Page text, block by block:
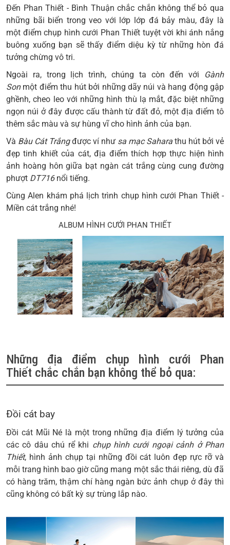
Đến Phan Thiết - Bình Thuận chắc chắn không thể bỏ qua
những bãi biển trong veo với lớp lớp đá bảy màu, đây là
một điểmchụp hình cưới Phan Thiết tuyệt vời khi ánh nắng
buông xuống bạn sẽ thấy điểm diệu kỳ từ những hòn đá
tưởng chừng vô tri.
Ngoài ra, trong lịch trình, chúng ta còn đến với
Gành
Sonmột điểm thu hút bởi những dãy núi và hang động gập
ghềnh, cheo leo với những hình thù lạ mắt, đặc biệt những
ngọn núi ở đây được cấu thành từ đất đỏ, một địa điểm tô
thêm sắc màu và sự hùng vĩ cho hình ảnh của bạn.
Và Bàu Cát Trắngđược ví như sa mạc Sahara thu hút bởi vẻ
đẹp tinh khiết của cát, địa điểm thích hợp thực hiện hình
ảnh hoàng hôn giữa bạt ngàn cát trắng cùng cung đường
phượt DT716nổi tiếng.
CùngAlen khám phá lịch trình chụp hình cưới Phan Thiết-
Miền cát trắng nhé!
ALBUM HÌNH CƯỚI PHAN THIẾT
Những địa điểm chụp hình cưới Phan
Thiết chắc chắn bạn không thể bỏ qua:
Đồi cát bay
Đồi cát Mũi Né là một trong những địa điểm lý tưởng của
các cô dâu chú rể khi chụp hình cưới ngoại cảnh ở Phan
Thiết, hình ảnh chụp tại những đồi cát luôn đẹp rực rỡ và
mỗi trang hình bao giờ cũng mang một sắc thái riêng, dù đã
có hàng trăm, thậm chí hàng ngàn bức ảnh chụp ở đây thì
cũng không có bất kỳ sự trùng lắp nào.